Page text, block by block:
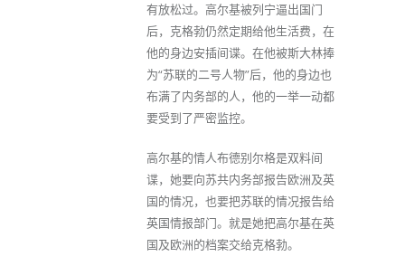
有放松过。高尔基被列宁逼出国门
后，克格勃仍然定期给他生活费，在
他的身边安插间谍。在他被斯大林捧
为“苏联的二号人物”后，他的身边也
布满了内务部的人，他的一举一动都
要受到了严密监控。
高尔基的情人布德别尔格是双料间
谍，她要向苏共内务部报告欧洲及英
国的情况，也要把苏联的情况报告给
英国情报部门。就是她把高尔基在英
国及欧洲的档案交给克格勃。